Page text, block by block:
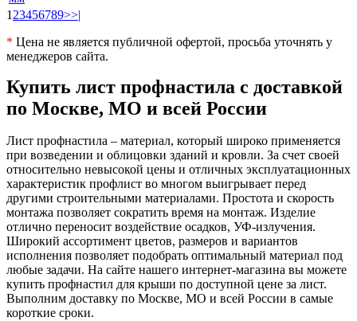
123456789>>|
* Цена не является публичной офертой, просьба уточнять у
менеджеров сайта.
Купить лист профнастила с доставкой
по Москве, МО и всей России
Лист профнастила – материал, который широко применяется
при возведении и облицовки зданий и кровли. За счет своей
относительно невысокой цены и отличных эксплуатационных
характеристик профлист во многом выигрывает перед
другими строительными материалами. Простота и скорость
монтажа позволяет сократить время на монтаж. Изделие
отлично переносит воздействие осадков, УФ-излучения.
Широкий ассортимент цветов, размеров и вариантов
исполнения позволяет подобрать оптимальный материал под
любые задачи. На сайте нашего интернет-магазина вы можете
купить профнастил для крыши по доступной цене за лист.
Выполним доставку по Москве, МО и всей России в самые
короткие сроки.